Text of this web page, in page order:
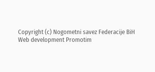
Copyright (c) Nogometni savez Federacije BiH
Web development Promotim